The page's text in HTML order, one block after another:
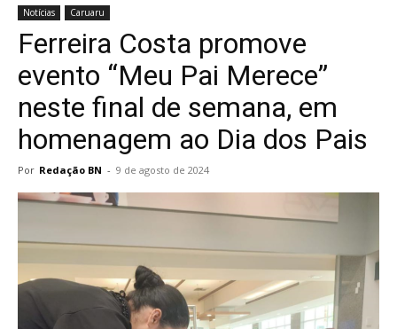
Notícias Caruaru
Ferreira Costa promove
evento “Meu Pai Merece”
neste final de semana, em
homenagem ao Dia dos Pais
Por Redação BN - 9 de agosto de 2024